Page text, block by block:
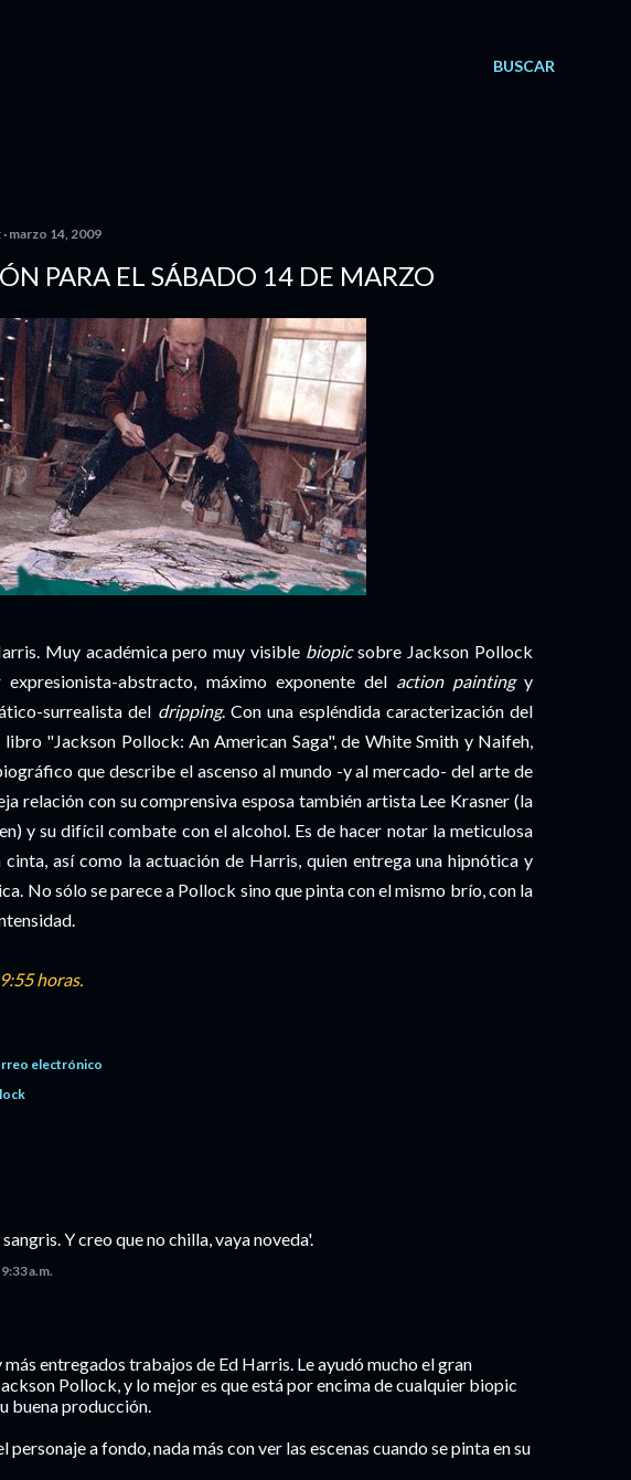
BUSCAR
marzo 14, 2009
PARA EL SÁBADO 14 DE MARZO
Muy académica pero muy visible biopicsobre Jackson Pollock
abstracto, máximo exponente del action paintingy
surrealista del dripping. Con una espléndida caracterización del
"Jackson Pollock: An American Saga", de White Smith y Naifeh,
que describe el ascenso al mundo -y al mercado- del arte de
relación con su comprensiva esposa también artista Lee Krasner (la
y su difícil combate con el alcohol. Es de hacer notar la meticulosa
así como la actuación de Harris, quien entrega una hipnótica y
No sólo se parece a Pollock sino que pinta con el mismo brío, con la
horas.
electrónico
Y creo que no chilla, vaya noveda'.
a.m.
más entregados trabajos de Ed Harris. Le ayudó mucho el gran
Pollock, y lo mejor es que está por encima de cualquier biopic
buena producción.
personaje a fondo, nada más con ver las escenas cuando se pinta en su